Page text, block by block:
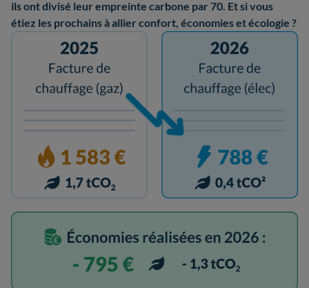
ils ont divisé leur empreinte carbone par 70. Et si vous
étiez les prochains à allier confort, économies et écologie ?